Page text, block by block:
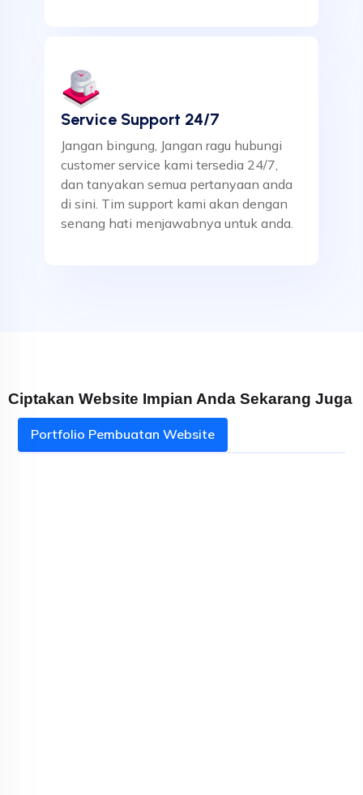
Service Support 24/7
Jangan bingung, Jangan ragu hubungi
customer service kami tersedia 24/7,
dan tanyakan semua pertanyaan anda
di sini. Tim support kami akan dengan
senang hati menjawabnya untuk anda.
Ciptakan Website Impian Anda Sekarang Juga
Portfolio Pembuatan Website